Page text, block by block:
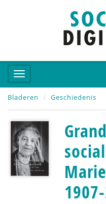
Bladeren Geschiedenis